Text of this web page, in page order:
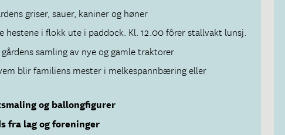
griser, sauer, kaniner og høner
hestene i flokk ute i paddock. Kl. 12.00 fôrer stallvakt lunsj.
samling av nye og gamle traktorer
blir familiens mester i melkespannbæring eller
og ballongfigurer
fra lag og foreninger